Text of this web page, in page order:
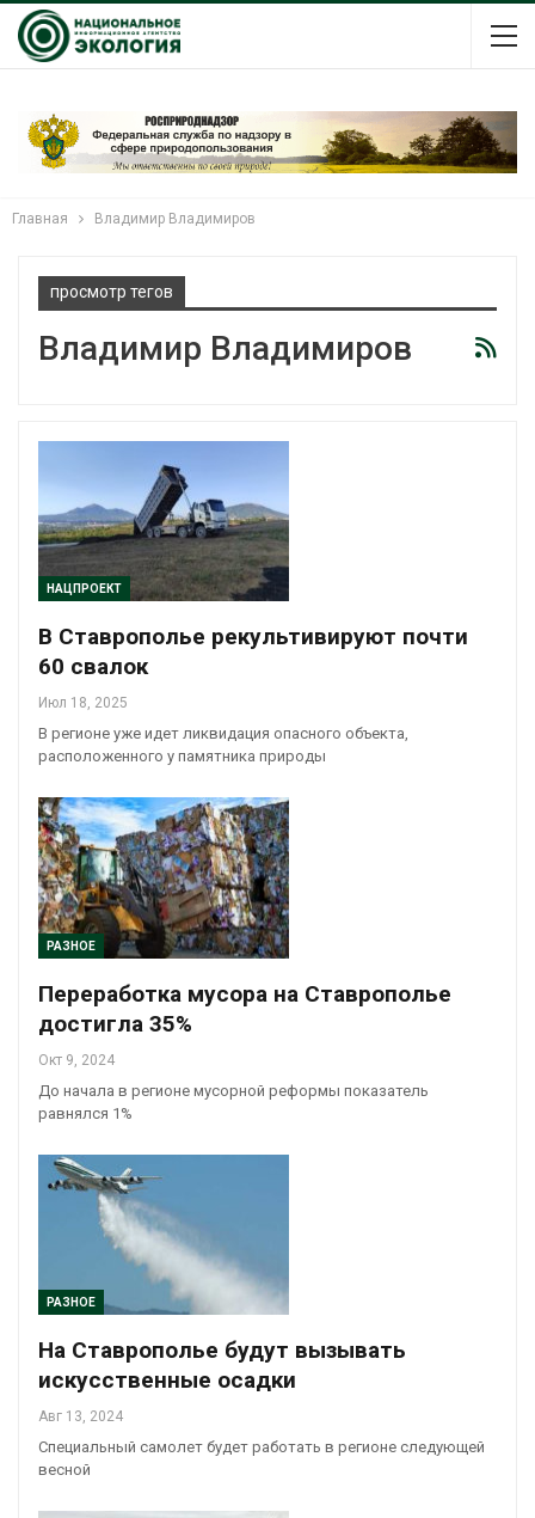
Главная Владимир Владимиров
просмотр тегов
Владимир Владимиров
НАЦПРОЕКТ
В Ставрополье рекультивируют почти
60 свалок
Июл 18, 2025
В регионе уже идет ликвидация опасного объекта,
расположенного у памятника природы
РАЗНОЕ
Переработка мусора на Ставрополье
достигла 35%
Окт 9, 2024
До начала в регионе мусорной реформы показатель
равнялся 1%
РАЗНОЕ
На Ставрополье будут вызывать
искусственные осадки
Авг 13, 2024
Специальный самолет будет работать в регионе следующей
весной